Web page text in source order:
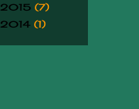
2015 (7)
2014 (1)